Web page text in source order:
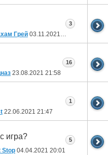
Грей 03.11.2021 00:12
3
23.08.2021 21:58
16
22.06.2021 21:47
1
игра?
Stop 04.04.2021 20:01
5